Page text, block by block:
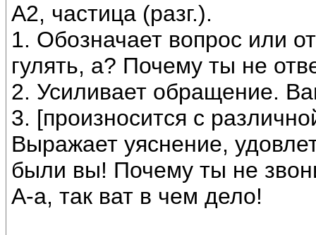
А2, частица (разг.).
1. Обозначает вопрос или
гулять, а? Почему ты не
2. Усиливает обращение.
3. [произносится с
Выражает уяснение,
были вы! Почему ты не
А-а, так ват в чем дело!